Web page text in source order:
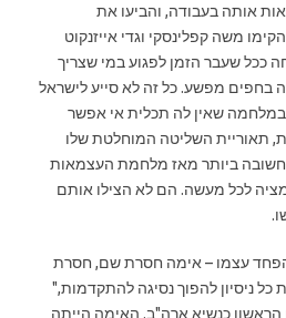
אותה בעבודה, והביעו את
משה קפלינסקי וגדי אייזנקוט
ככל שעבר הזמן לפגוע במי שצריך
בחפים מפשע. כל זה לא סייע לישראל
שאין לה תכלית אי אפשר
תאוריית השליטה המוחלטת שלו
ביותר מאז מלחמת העצמאות
לכל מעשה. הם לא הצילו אותם
עצמו – אימה חסרת שם, חסרת
ניסיון להפוך נסיגה להתקדמות,"
הראשון כנשיא ארה"ב. האימה הייתה